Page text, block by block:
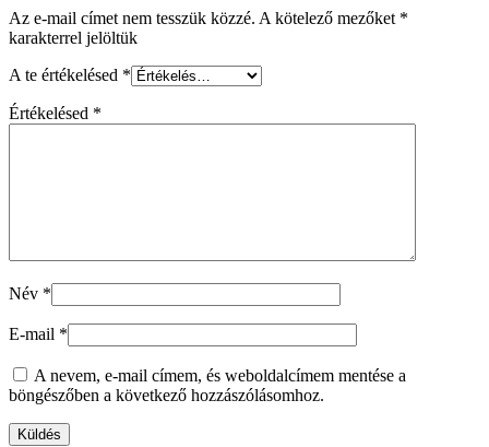
Az e-mail címet nem tesszük közzé. A kötelező mezőket *
karakterrel jelöltük
A te értékelésed *
Értékelésed *
Név *
E-mail *
A nevem, e-mail címem, és weboldalcímem mentése a
böngészőben a következő hozzászólásomhoz.